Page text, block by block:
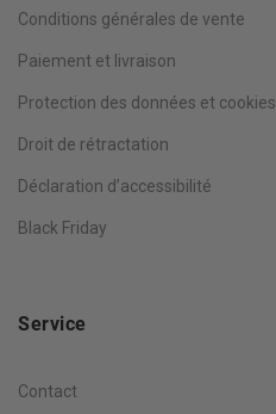
Conditions générales de vente
Paiement et livraison
Protection des données et cookies
Droit de rétractation
Déclaration d’accessibilité
Black Friday
Service
Contact